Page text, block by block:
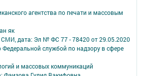
агентства по печати и массовым
як
СМИ, дата: Эл № ФС 77 - 78420 от 29.05.2020
службой по надзору в сфере
и массовых коммуникаций